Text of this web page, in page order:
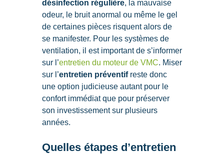
désinfection régulière, la mauvaise
odeur, le bruit anormal ou même le gel
de certaines pièces risquent alors de
se manifester. Pour les systèmes de
ventilation, il est important de s’informer
sur l’entretien du moteur de VMC. Miser
sur l’entretien préventifreste donc
une option judicieuse autant pour le
confort immédiat que pour préserver
son investissement sur plusieurs
années.
Quelles étapes d’entretien